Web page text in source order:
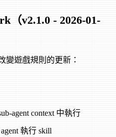
（v2.1.0 - 2026-01-
變遊戲規則的更新：
agent context 中執行
執行 skill